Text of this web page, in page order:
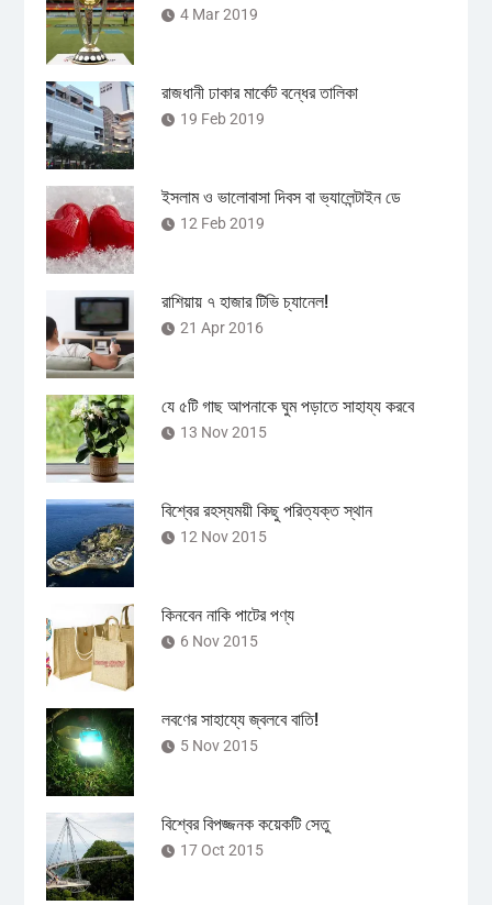
4 Mar 2019
রাজধানী ঢাকার মার্কেট বন্ধের তালিকা
19 Feb 2019
ইসলাম ও ভালোবাসা দিবস বা ভ্যালেন্টাইন ডে
12 Feb 2019
রাশিয়ায় ৭ হাজার টিভি চ্যানেল!
21 Apr 2016
যে ৫টি গাছ আপনাকে ঘুম পড়াতে সাহায্য করবে
13 Nov 2015
বিশ্বের রহস্যময়ী কিছু পরিত্যক্ত স্থান
12 Nov 2015
কিনবেন নাকি পাটের পণ্য
6 Nov 2015
লবণের সাহায্যে জ্বলবে বাতি!
5 Nov 2015
বিশ্বের বিপজ্জনক কয়েকটি সেতু
17 Oct 2015